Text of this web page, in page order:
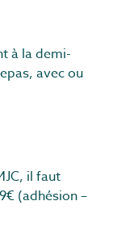
à la demi-
avec ou
il faut
(adhésion –